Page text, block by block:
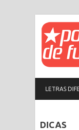
LETRAS
DICAS